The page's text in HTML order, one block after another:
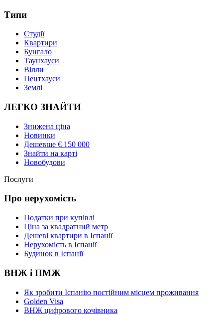
Типи
Студії
Квартири
Бунгало
Таунхауси
Вілли
Пентхауси
Землі
ЛЕГКО ЗНАЙТИ
Знижена ціна
Новинки
Дешевше € 150 000
Знайти на карті
Новобудови
Послуги
Про нерухомість
Податки при купівлі
Ціна за квадратний метр
Дешеві квартири в Іспанії
Нерухомість в Іспанії
Будинок в Іспанії
ВНЖ і ПМЖ
Як зробити Іспанію постійним місцем проживання
Golden Visa
ВНЖ цифрового кочівника